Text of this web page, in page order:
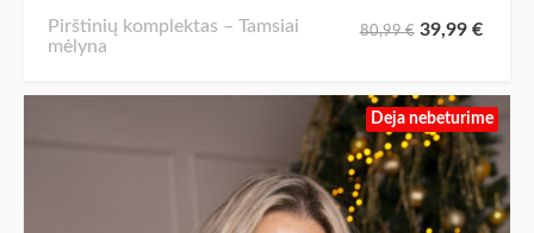
Pirštinių komplektas – Tamsiai
mėlyna
80,99€ 39,99 €
Deja nebeturime